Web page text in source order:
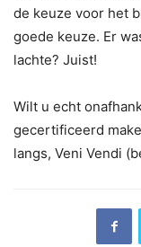
de keuze voor het
goede keuze. Er
lachte? Juist!
Wilt u echt
gecertificeerd
langs, Veni Vendi